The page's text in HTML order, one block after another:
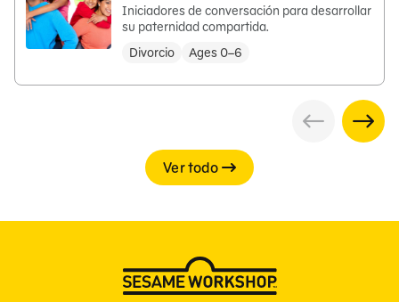
Iniciadores de conversación para desarrollar
su paternidad compartida.
Divorcio
Ages 0–6
Ver todo